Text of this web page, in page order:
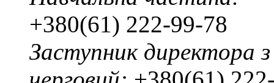
+380(61) 222-99-78
Заступник директора